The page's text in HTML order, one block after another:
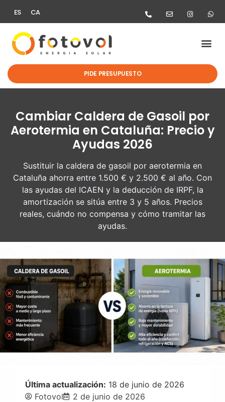
ES CA
PIDE PRESUPUESTO
Cambiar Caldera de Gasoil por
Aerotermia en Cataluña: Precio y
Ayudas 2026
Sustituir la caldera de gasoil por aerotermia en
Cataluña ahorra entre 1.500 € y 2.500 € al año. Con
las ayudas del ICAEN y la deducción de IRPF, la
amortización se sitúa entre 3 y 5 años. Precios
reales, cuándo no compensa y cómo tramitar las
ayudas.
Última actualización: 18 de junio de 2026
Fotovol
2 de junio de 2026